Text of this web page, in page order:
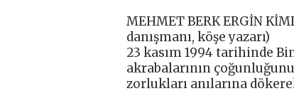
MEHMET BERK ERGİN
danışmanı, köşe yazarı)
23 kasım 1994 tarihinde
akrabalarının
zorlukları anılarına